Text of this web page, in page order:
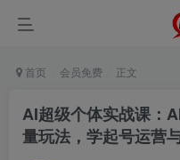
首页 会员免费 正文
AI超级个体实战课：
量玩法，学起号运营